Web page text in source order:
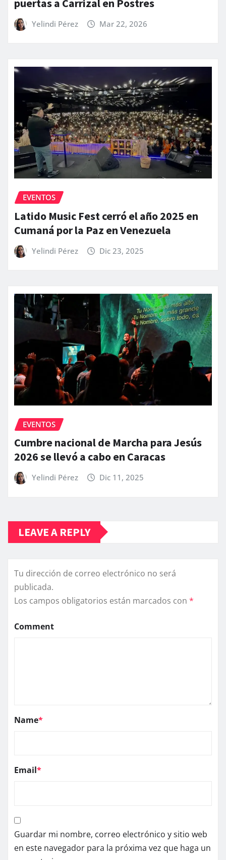
puertas a Carrizal en Postres
Yelindi Pérez Mar 22, 2026
EVENTOS
Latido Music Fest cerró el año 2025 en
Cumaná por la Paz en Venezuela
Yelindi Pérez Dic 23, 2025
EVENTOS
Cumbre nacional de Marcha para Jesús
2026 se llevó a cabo en Caracas
Yelindi Pérez Dic 11, 2025
LEAVE A REPLY
Tu dirección de correo electrónico no será
publicada.
Los campos obligatorios están marcados con *
Comment
Name*
Email*
Guardar mi nombre, correo electrónico y sitio web
en este navegador para la próxima vez que haga un